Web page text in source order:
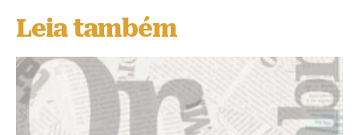
s
k
y
e
b
o
o
k
s
A
p
Leia também